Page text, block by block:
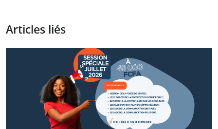
Articles liés